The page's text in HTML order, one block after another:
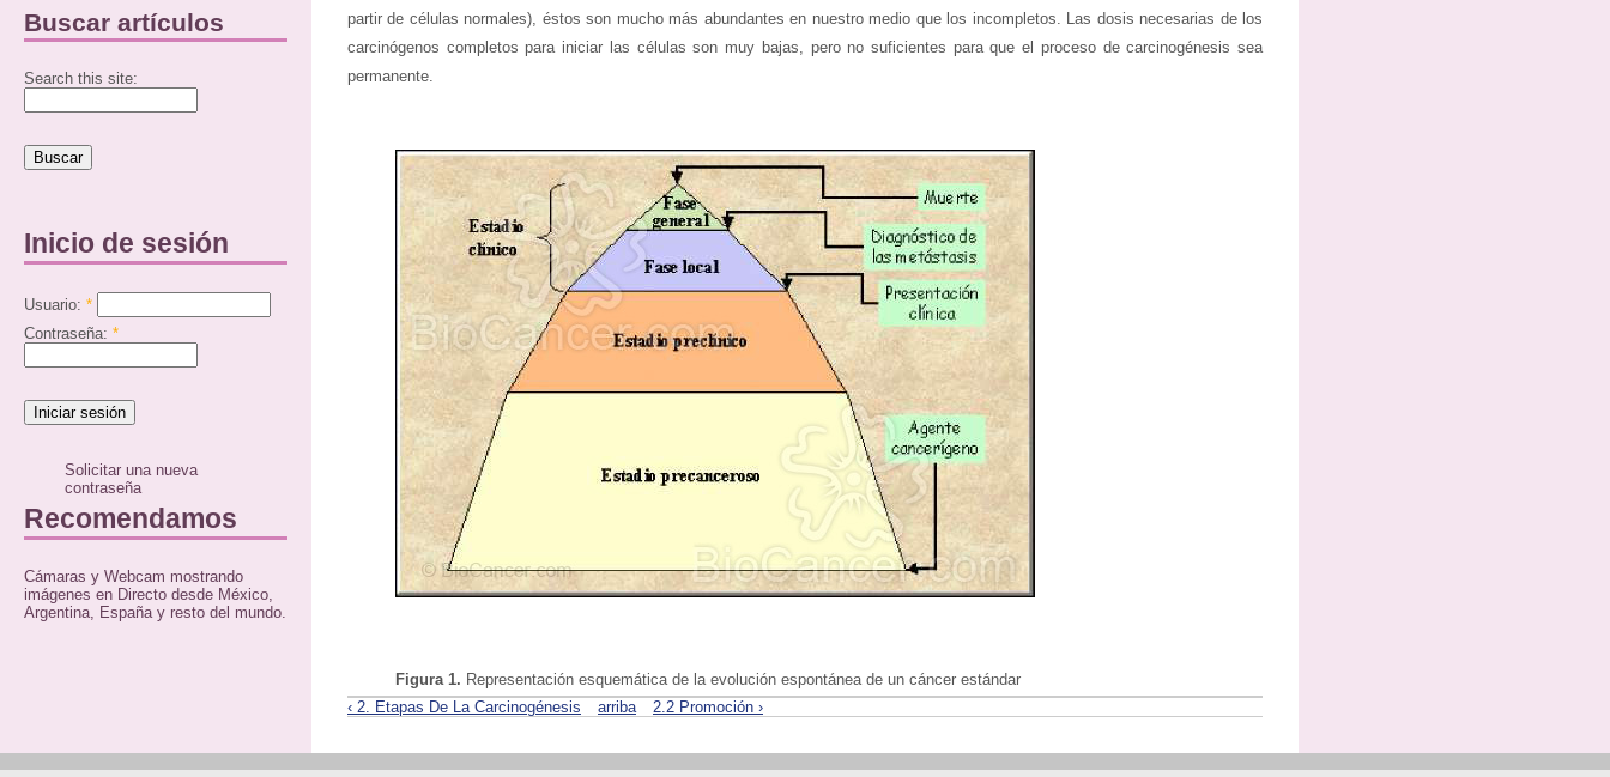
Buscar artículos
Search this site:
Inicio de sesión
Usuario: *
Contraseña: *
Solicitar una nueva
contraseña
Recomendamos
Cámaras y Webcam mostrando
imágenes en Directo desde México,
Argentina, España y resto del mundo.
partir de células normales), éstos son mucho más abundantes en nuestro medio que los incompletos. Las dosis necesarias de los
carcinógenos completos para iniciar las células son muy bajas, pero no suficientes para que el proceso de carcinogénesis sea
permanente.
Figura 1. Representación esquemática de la evolución espontánea de un cáncer estándar
‹ 2. Etapas De La Carcinogénesis
arriba 2.2 Promoción ›